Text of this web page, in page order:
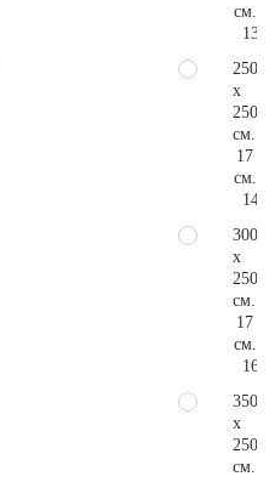
см.
250
x
250
см.
17
см.
300
x
250
см.
17
см.
350
x
250
см.